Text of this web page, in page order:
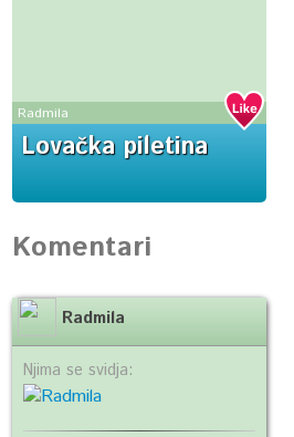
Radmila
Lovačka piletina
Komentari
Radmila
Njima se svidja: